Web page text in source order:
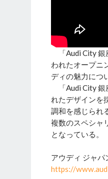
「Audi City 銀
われたオープニ
ディの魅力につ
「Audi City 銀
れたデザインを
調和を感じられ
複数のスペシャ
となっている。
アウディ ジャパ
https://